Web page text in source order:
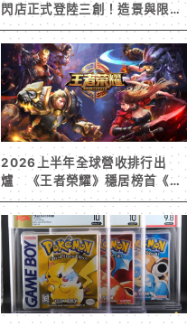
閃店正式登陸三創！造景與限定
周邊搶先看
2026上半年全球營收排行出
爐 《王者榮耀》穩居榜首《寒
霜啟示錄》緊追在後！